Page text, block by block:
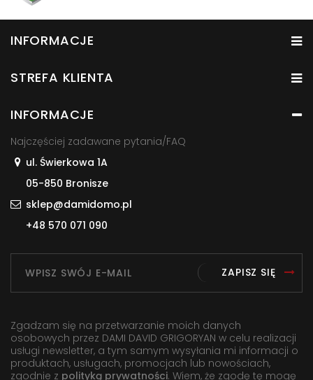
INFORMACJE
STREFA KLIENTA
INFORMACJE
Najczęściej zadawane pytania/FAQ
ul. Świerkowa 1A
05-850 Bronisze
sklep@damidomo.pl
+48 570 071 090
ZAPISZ SIĘ
Zgadzam się na przetwarzanie moich danych
osobowych przez DAMI DAVID GRIGORYAN w celu realizacji
usługi newsletter, a tym samym wysyłania mi informacji o
produktach, usługach, promocjach lub nowościach,
zgodnie z polityką prywatności. Wiem, że zgodę tę mogę